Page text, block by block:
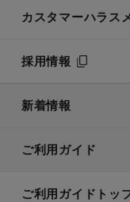
カスタマーハラス
採用情報
新着情報
ご利用ガイド
ご利用ガイドトッ